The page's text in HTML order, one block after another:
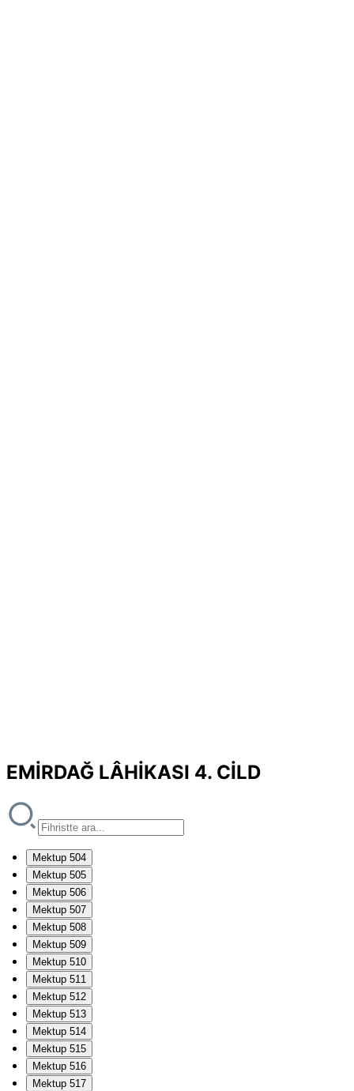
EMİRDAĞ LÂHİKASI 4. CİLD
Mektup 504
Mektup 505
Mektup 506
Mektup 507
Mektup 508
Mektup 509
Mektup 510
Mektup 511
Mektup 512
Mektup 513
Mektup 514
Mektup 515
Mektup 516
Mektup 517